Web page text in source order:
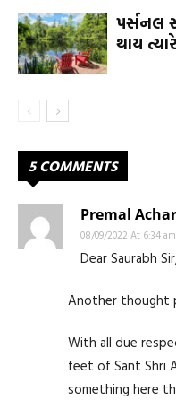
પર્સનલ
થાય
5 COMMENTS
Premal
08/09/2022 At 6:34 am
Dear Saurabh
Another thought
With all due
feet of Sant Shri
something here